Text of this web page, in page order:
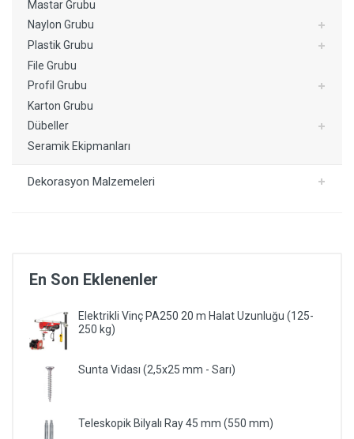
Mastar Grubu
Naylon Grubu
Plastik Grubu
File Grubu
Profil Grubu
Karton Grubu
Dübeller
Seramik Ekipmanları
Dekorasyon Malzemeleri
En Son Eklenenler
Elektrikli Vinç PA250 20 m Halat Uzunluğu (125-
250 kg)
Sunta Vidası (2,5x25 mm - Sarı)
Teleskopik Bilyalı Ray 45 mm (550 mm)